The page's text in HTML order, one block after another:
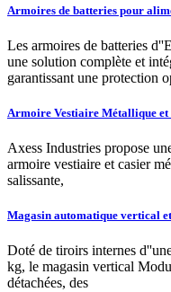
Armoires de batteries pour
Les armoires de batteries
une solution complète et
garantissant une protection
Armoire Vestiaire Métallique et
Axess Industries propose
armoire vestiaire et casier
salissante,
Magasin automatique vertical
Doté de tiroirs internes
kg, le magasin vertical
détachées, des